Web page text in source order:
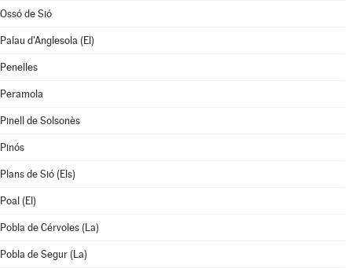
Ossó de Sió
Palau d'Anglesola (El)
Penelles
Peramola
Pinell de Solsonès
Pinós
Plans de Sió (Els)
Poal (El)
Pobla de Cérvoles (La)
Pobla de Segur (La)